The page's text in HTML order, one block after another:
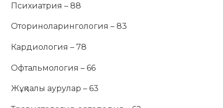
Психиатрия – 88
Оториноларингология – 83
Кардиология – 78
Офтальмология – 66
Жұқпалы аурулар – 63